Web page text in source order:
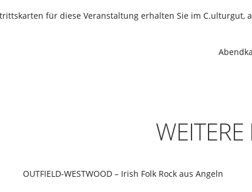
OUTFIELD-WESTWOOD – Irish Folk Rock aus Angeln
für diese Veranstaltung erhalten Sie im C.ulturgut,